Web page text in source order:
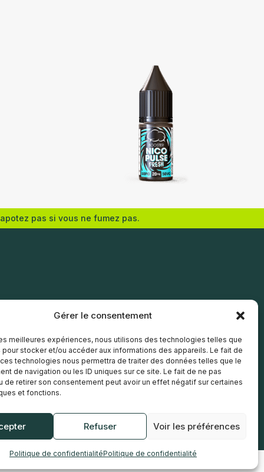
Gérer le consentement
meilleures expériences, nous utilisons des technologies telles que
stocker et/ou accéder aux informations des appareils. Le fait de
technologies nous permettra de traiter des données telles que le
de navigation ou les ID uniques sur ce site. Le fait de ne pas
de retirer son consentement peut avoir un effet négatif sur certaines
et fonctions.
Refuser Voir les préférences
Politique de confidentialitéPolitique de confidentialité
pas si vous ne fumez pas.